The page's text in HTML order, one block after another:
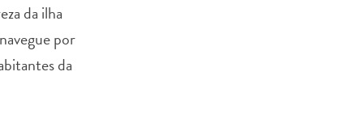
da ilha
por
da